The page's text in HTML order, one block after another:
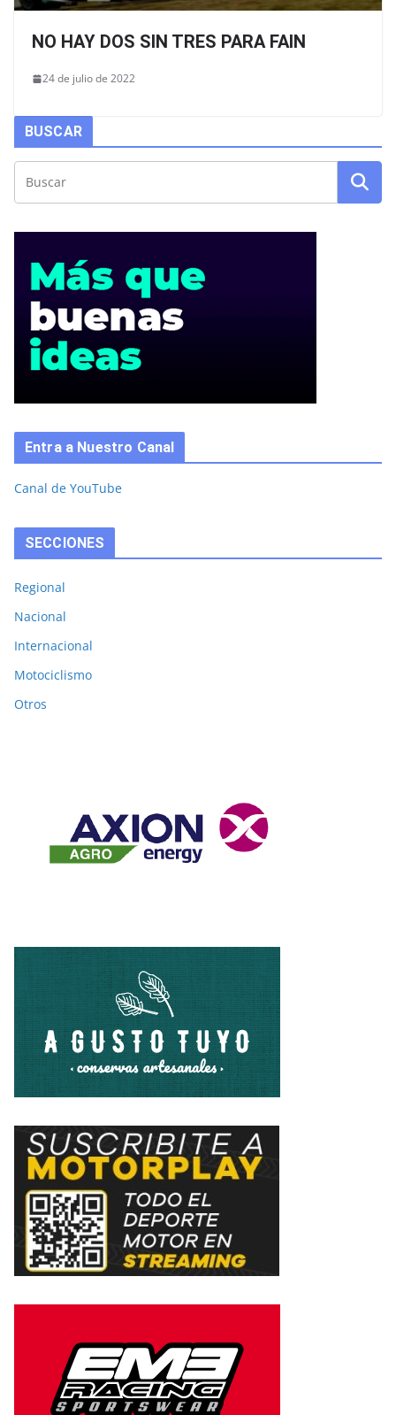
NO HAY DOS SIN TRES PARA FAIN
24 de julio de 2022
BUSCAR
Entra a Nuestro Canal
Canal de YouTube
SECCIONES
Regional
Nacional
Internacional
Motociclismo
Otros